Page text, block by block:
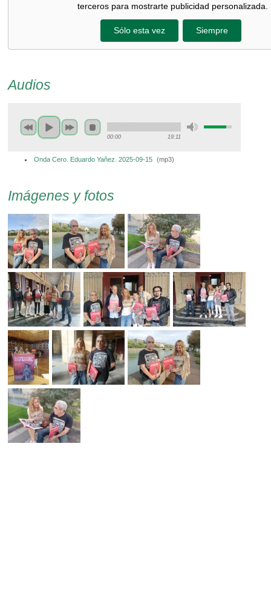
terceros para mostrarte publicidad personalizada.
Sólo esta vez Siempre
Audios
00:00 19:11
Onda Cero. Eduardo Yañez. 2025-09-15 (mp3)
Imágenes y fotos